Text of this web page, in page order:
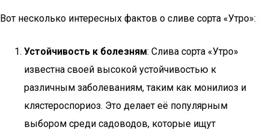
Вот несколько интересных фактов о сливе сорта «Утро»:
Устойчивость к болезням: Слива сорта «Утро»
известна своей высокой устойчивостью к
различным заболеваниям, таким как монилиоз и
клястероспориоз. Это делает её популярным
выбором среди садоводов, которые ищут